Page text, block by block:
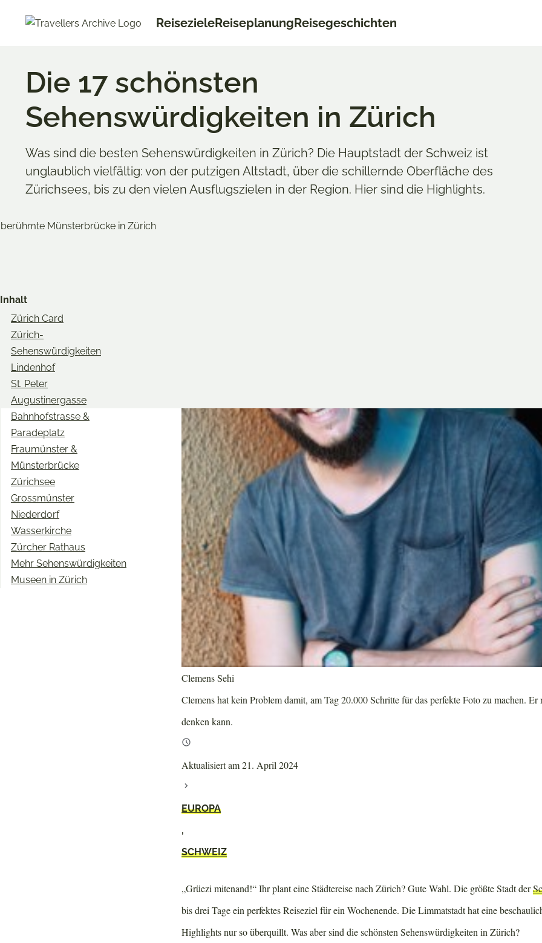
ReisezieleReiseplanungReisegeschichten
Die 17 schönsten
Sehenswürdigkeiten in Zürich
Was sind die besten Sehenswürdigkeiten in Zürich? Die Hauptstadt der Schweiz ist
unglaublich vielfältig: von der putzigen Altstadt, über die schillernde Oberfläche des
Zürichsees, bis zu den vielen Ausflugszielen in der Region. Hier sind die Highlights.
Twitter
Inhalt
Zürich Card
Zürich-
Sehenswürdigkeiten
Lindenhof
St. Peter
Augustinergasse
Bahnhofstrasse &
Paradeplatz
Fraumünster &
Münsterbrücke
Zürichsee
Grossmünster
Niederdorf
Wasserkirche
Zürcher Rathaus
Mehr Sehenswürdigkeiten
Museen in Zürich
Clemens Sehi
Clemens hat kein Problem damit, am Tag 20.000 Schritte für das perfekte Foto zu machen. Er
denken kann.
Aktualisiert am 21. April 2024
EUROPA
,
SCHWEIZ
„Grüezi mitenand!“ Ihr plant eine Städtereise nach Zürich? Gute Wahl. Die größte Stadt der
bis drei Tage ein perfektes Reiseziel für ein Wochenende. Die Limmatstadt hat eine
Highlights nur so überquillt. Was aber sind die schönsten Sehenswürdigkeiten in Zürich?